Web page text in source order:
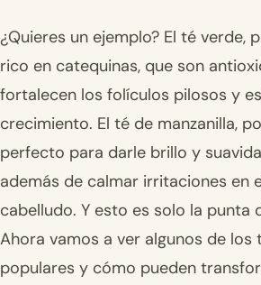
¿Quieres un ejemplo? El té verde,
rico en catequinas, que son
fortalecen los folículos pilosos y
crecimiento. El té de manzanilla,
perfecto para darle brillo y
además de calmar irritaciones en
cabelludo. Y esto es solo la punta
Ahora vamos a ver algunos de los
populares y cómo pueden